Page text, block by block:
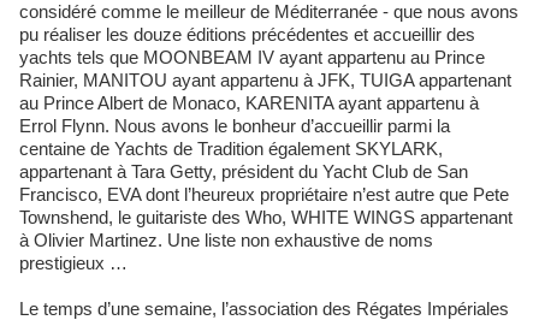
considéré comme le meilleur de Méditerranée - que nous avons
pu réaliser les douze éditions précédentes et accueillir des
yachts tels que MOONBEAM IV ayant appartenu au Prince
Rainier, MANITOU ayant appartenu à JFK, TUIGA appartenant
au Prince Albert de Monaco, KARENITA ayant appartenu à
Errol Flynn. Nous avons le bonheur d’accueillir parmi la
centaine de Yachts de Tradition également SKYLARK,
appartenant à Tara Getty, président du Yacht Club de San
Francisco, EVA dont l’heureux propriétaire n’est autre que Pete
Townshend, le guitariste des Who, WHITE WINGS appartenant
à Olivier Martinez. Une liste non exhaustive de noms
prestigieux …
Le temps d’une semaine, l’association des Régates Impériales